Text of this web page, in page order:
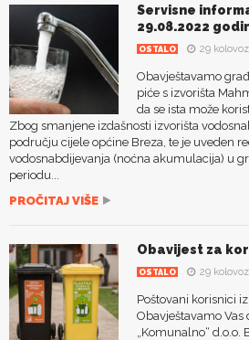
Servisne
29.08.2022
OSTALO 29
Obavještavamo
piće s izvorišta
da se ista može
Zbog smanjene izdašnosti izvorišta
području cijele općine Breza, te je uveden
vodosnabdijevanja (noćna akumulacija) u
periodu...
PROČITAJ VIŠE
Obavijest za
OSTALO 29
Poštovani korisnici
Obavještavamo Vas
„Komunalno“ d.o.o.